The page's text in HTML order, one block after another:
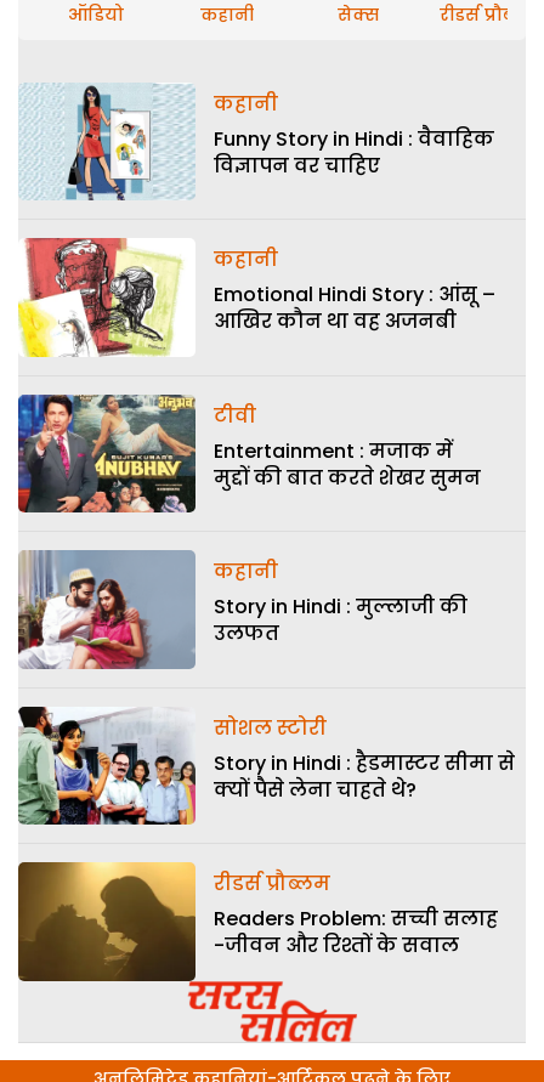
ऑडियो कहानी सेक्स रीडर्स प्रौब्लम
कहानी
Funny Story in Hindi : वैवाहिक
विज्ञापन वर चाहिए
कहानी
Emotional Hindi Story : आंसू –
आखिर कौन था वह अजनबी
टीवी
Entertainment : मजाक में
मुद्दों की बात करते शेखर सुमन
कहानी
Story in Hindi : मुल्लाजी की
उलफत
सोशल स्टोरी
Story in Hindi : हैडमास्टर सीमा से
क्यों पैसे लेना चाहते थे?
रीडर्स प्रौब्लम
Readers Problem: सच्ची सलाह
-जीवन और रिश्तों के सवाल